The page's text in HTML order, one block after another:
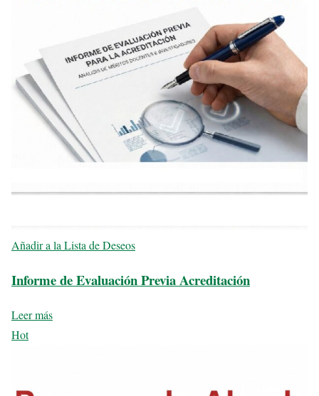
Añadir a la Lista de Deseos
Informe de Evaluación Previa Acreditación
Leer más
Hot